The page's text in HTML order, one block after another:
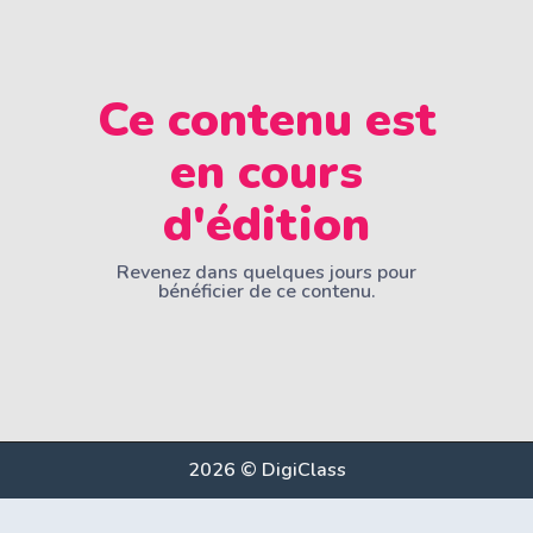
Ce contenu est
en cours
d'édition
Revenez dans quelques jours pour
bénéficier de ce contenu.
2026 © DigiClass